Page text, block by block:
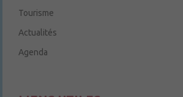
Tourisme
Actualités
Agenda